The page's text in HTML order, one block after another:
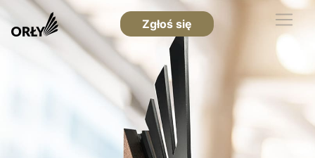
Zgłoś się